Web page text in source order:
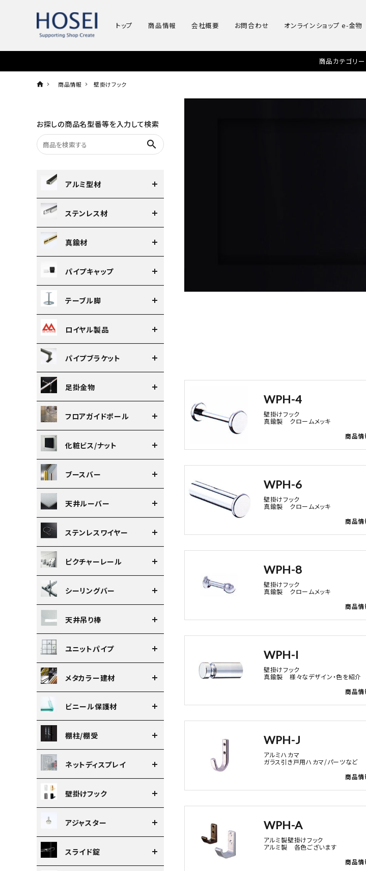
トップ 商品情報 会社概要 お問合わせ オンラインショップ e-金物
商品カテゴリー
商品情報 壁掛けフック
WPH-4
壁掛けフック
真鍮製 クロームメッキ
WPH-6
壁掛けフック
真鍮製 クロームメッキ
WPH-8
壁掛けフック
真鍮製 クロームメッキ
WPH-I
壁掛けフック
真鍮製 様々なデザイン・色を紹介
WPH-J
アルミハカマ
ガラス引き戸用ハカマ/パーツなど
WPH-A
アルミ製壁掛けフック
アルミ製 各色ございます
お探しの商品名型番等を入力して検索
search
アルミ型材
ステンレス材
真鍮材
パイプキャップ
テーブル脚
ロイヤル製品
パイプブラケット
足掛金物
フロアガイドポール
化粧ビス/ナット
ブースバー
天井ルーバー
ステンレスワイヤー
ピクチャーレール
シーリングバー
天井吊り棒
ユニットパイプ
メタカラー建材
ビニール保護材
棚柱/棚受
ネットディスプレイ
壁掛けフック
アジャスター
スライド錠